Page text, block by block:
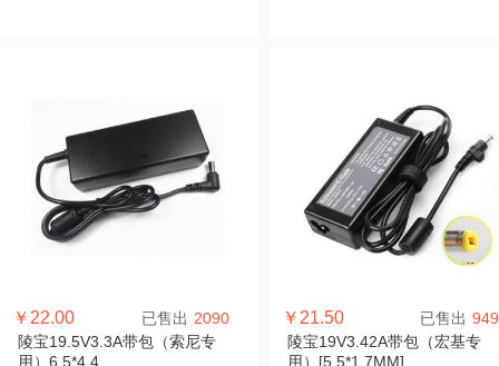
￥22.00 已售出 2090
陵宝19.5V3.3A带包（索尼专
用）6.5*4.4
￥21.50 已售出 949
陵宝19V3.42A带包（宏基专
用）[5.5*1.7MM]